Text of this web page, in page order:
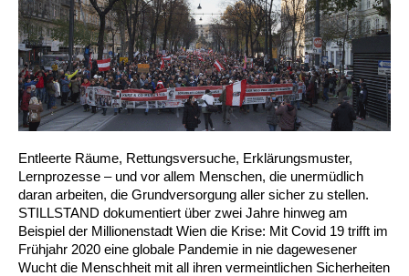
Entleerte Räume, Rettungsversuche, Erklärungsmuster,
Lernprozesse – und vor allem Menschen, die unermüdlich
daran arbeiten, die Grundversorgung aller sicher zu stellen.
STILLSTAND dokumentiert über zwei Jahre hinweg am
Beispiel der Millionenstadt Wien die Krise: Mit Covid 19 trifft im
Frühjahr 2020 eine globale Pandemie in nie dagewesener
Wucht die Menschheit mit all ihren vermeintlichen Sicherheiten